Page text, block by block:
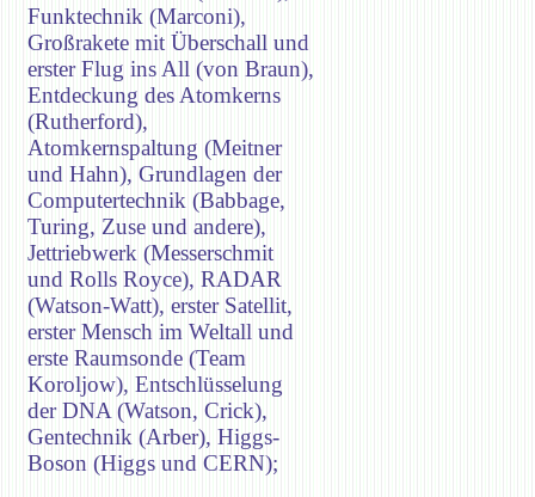
Funktechnik (Marconi),
Großrakete mit Überschall und
erster Flug ins All (von Braun),
Entdeckung des Atomkerns
(Rutherford),
Atomkernspaltung (Meitner
und Hahn), Grundlagen der
Computertechnik (Babbage,
Turing, Zuse und andere),
Jettriebwerk (Messerschmit
und Rolls Royce), RADAR
(Watson-Watt), erster Satellit,
erster Mensch im Weltall und
erste Raumsonde (Team
Koroljow), Entschlüsselung
der DNA (Watson, Crick),
Gentechnik (Arber), Higgs-
Boson (Higgs und CERN);